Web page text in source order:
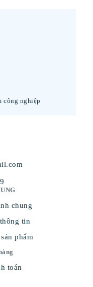
công nghiệp
chung
tin
phẩm
toán